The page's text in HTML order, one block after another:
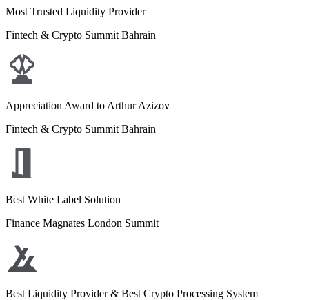
Most Trusted Liquidity Provider
Fintech & Crypto Summit Bahrain
Appreciation Award to Arthur Azizov
Fintech & Crypto Summit Bahrain
Best White Label Solution
Finance Magnates London Summit
Best Liquidity Provider & Best Crypto Processing System